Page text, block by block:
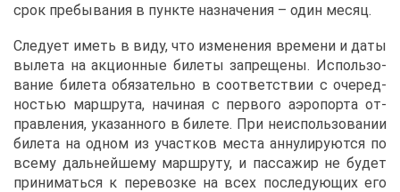
срок пре­бы­ва­ния в пунк­те на­зна­че­ния – один ме­сяц.
Сле­ду­ет иметь в ви­ду, что из­ме­не­ния вре­ме­ни и да­ты
вы­ле­та на ак­ци­он­ные би­ле­ты за­пре­ще­ны. Ис­поль­зо­
ва­ние би­ле­та обя­за­тель­но в со­от­вет­ствии с оче­ред­
но­стью марш­ру­та, на­чи­ная с пер­во­го аэро­пор­та от­
прав­ле­ния, ука­зан­но­го в би­ле­те. При неис­поль­зо­ва­нии
би­ле­та на од­ном из участ­ков ме­ста ан­ну­ли­ру­ют­ся по
все­му даль­ней­ше­му марш­ру­ту, и пас­са­жир не бу­дет
при­ни­мать­ся к пе­ре­воз­ке на всех по­сле­ду­ю­щих его